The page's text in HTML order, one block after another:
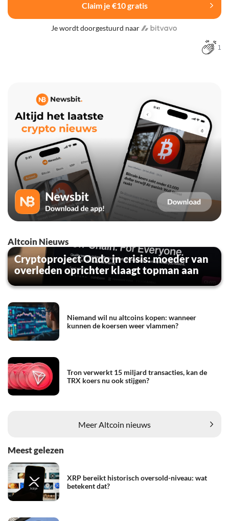
Claim je €10 gratis
Je wordt doorgestuurd naar
1
Altcoin Nieuws
Cryptoproject Ondo in crisis: moeder van
overleden oprichter klaagt topman aan
Niemand wil nu altcoins kopen: wanneer
kunnen de koersen weer vlammen?
Tron verwerkt 15 miljard transacties, kan de
TRX koers nu ook stijgen?
Meer Altcoin nieuws
Meest gelezen
XRP bereikt historisch oversold-niveau: wat
betekent dat?